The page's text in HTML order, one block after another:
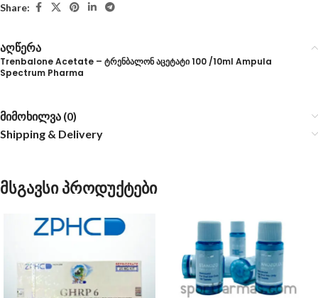
Share:
აღწერა
Trenbalone Acetate – ტრენბალონ აცეტატი 100 /10ml Ampula
Spectrum Pharma
მიმოხილვა (0)
Shipping & Delivery
მსგავსი პროდუქტები